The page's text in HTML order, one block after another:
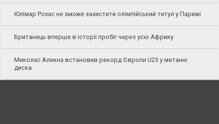
Юлімар Рохас не зможе захистити олімпійський титул у Парижі
Британець вперше в історії пробіг через усю Африку
Миколас Алекна встановив рекорд Європи U23 у метанні
диска